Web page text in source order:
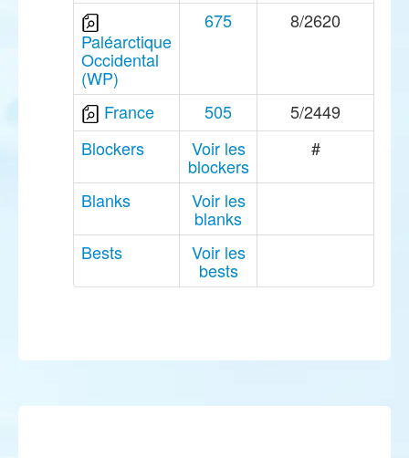
Paléarctique
Occidental
(WP)
675 8/2620
France 505
5/2449
Blockers
Voir les
blockers
#
Blanks Voir les
blanks
Bests
Voir les
bests